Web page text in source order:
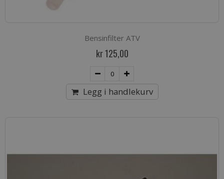
Bensinfilter ATV
kr 125,00
Legg i handlekurv